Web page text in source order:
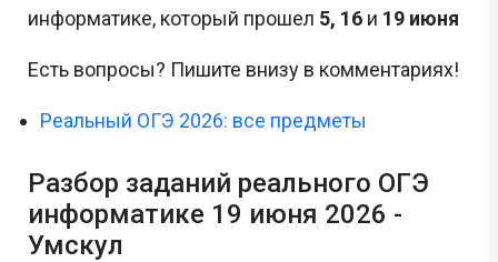
информатике, который прошел 5, 16 и 19 июня
Есть вопросы? Пишите внизу в комментариях!
Реальный ОГЭ 2026: все предметы
Разбор заданий реального ОГЭ
информатике 19 июня 2026 -
Умскул